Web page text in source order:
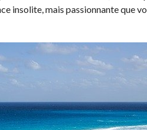
insolite, mais passionnante que